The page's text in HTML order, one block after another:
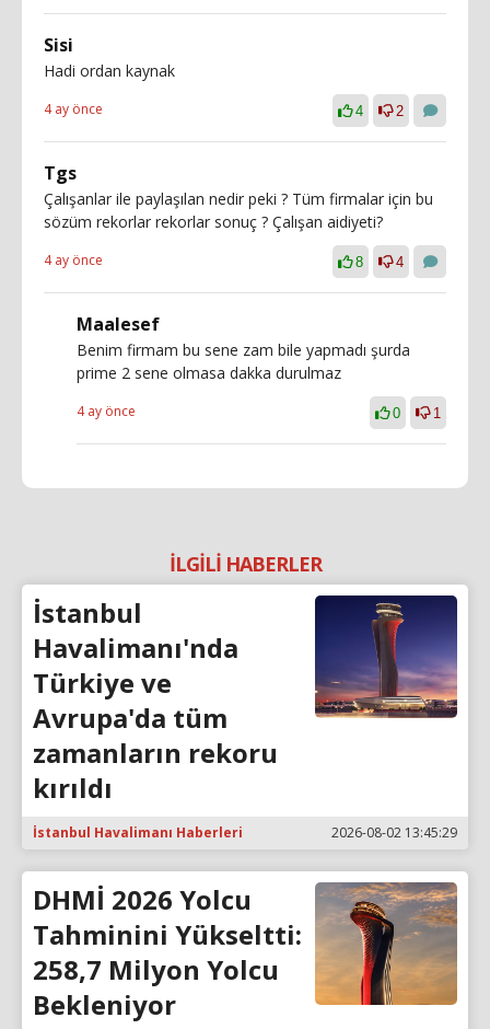
Sisi
Hadi ordan kaynak
4 ay önce 4 2
Tgs
Çalışanlar ile paylaşılan nedir peki ? Tüm firmalar için bu
sözüm rekorlar rekorlar sonuç ? Çalışan aidiyeti?
4 ay önce 8 4
Maalesef
Benim firmam bu sene zam bile yapmadı şurda
prime 2 sene olmasa dakka durulmaz
4 ay önce 0 1
İLGİLİ HABERLER
İstanbul
Havalimanı'nda
Türkiye ve
Avrupa'da tüm
zamanların rekoru
kırıldı
İstanbul Havalimanı Haberleri 2026-08-02 13:45:29
DHMİ 2026 Yolcu
Tahminini Yükseltti:
258,7 Milyon Yolcu
Bekleniyor